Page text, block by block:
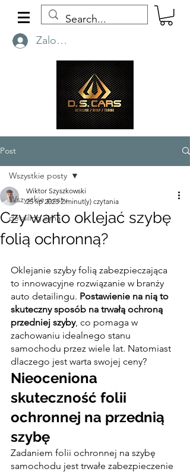
Zaloguj się
Post
Wszystkie posty
detailing zimą
Wszystkie posty
Czy warto oklejać szybę
folią ochronną?
Wiktor Szyszkowski
25 lip 2023 2 minut(y) czytania
Oklejanie szyby folią zabezpieczająca
to innowacyjne rozwiązanie w branży
auto detailingu. Postawienie na nią to
skuteczny sposób na trwałą ochroną
przedniej szyby, co pomaga w
zachowaniu idealnego stanu
samochodu przez wiele lat. Natomiast
dlaczego jest warta swojej ceny?
Nieoceniona
skuteczność folii
ochronnej na przednią
szybę
Zadaniem folii ochronnej na szybę
samochodu jest trwałe zabezpieczenie